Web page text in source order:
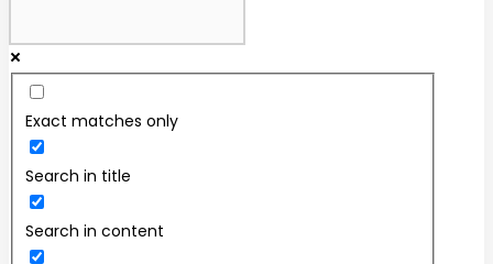
Exact matches only
Search in title
Search in content